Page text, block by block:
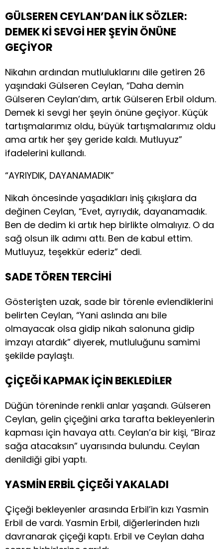
GÜLSEREN CEYLAN’DAN İLK SÖZLER:
DEMEK Kİ SEVGİ HER ŞEYİN ÖNÜNE
GEÇİYOR
Nikahın ardından mutluluklarını dile getiren 26
yaşındaki Gülseren Ceylan, “Daha demin
Gülseren Ceylan’dım, artık Gülseren Erbil oldum.
Demek ki sevgi her şeyin önüne geçiyor. Küçük
tartışmalarımız oldu, büyük tartışmalarımız oldu
ama artık her şey geride kaldı. Mutluyuz”
ifadelerini kullandı.
“AYRIYDIK, DAYANAMADIK”
Nikah öncesinde yaşadıkları iniş çıkışlara da
değinen Ceylan, “Evet, ayrıydık, dayanamadık.
Ben de dedim ki artık hep birlikte olmalıyız. O da
sağ olsun ilk adımı attı. Ben de kabul ettim.
Mutluyuz, teşekkür ederiz” dedi.
SADE TÖREN TERCİHİ
Gösterişten uzak, sade bir törenle evlendiklerini
belirten Ceylan, “Yani aslında anı bile
olmayacak olsa gidip nikah salonuna gidip
imzayı atardık” diyerek, mutluluğunu samimi
şekilde paylaştı.
ÇİÇEĞİ KAPMAK İÇİN BEKLEDİLER
Düğün töreninde renkli anlar yaşandı. Gülseren
Ceylan, gelin çiçeğini arka tarafta bekleyenlerin
kapması için havaya attı. Ceylan’a bir kişi, “Biraz
sağa atacaksın” uyarısında bulundu. Ceylan
denildiği gibi yaptı.
YASMİN ERBİL ÇİÇEĞİ YAKALADI
Çiçeği bekleyenler arasında Erbil’in kızı Yasmin
Erbil de vardı. Yasmin Erbil, diğerlerinden hızlı
davranarak çiçeği kaptı. Erbil ve Ceylan daha